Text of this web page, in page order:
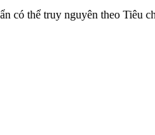
có thể truy nguyên theo Tiêu